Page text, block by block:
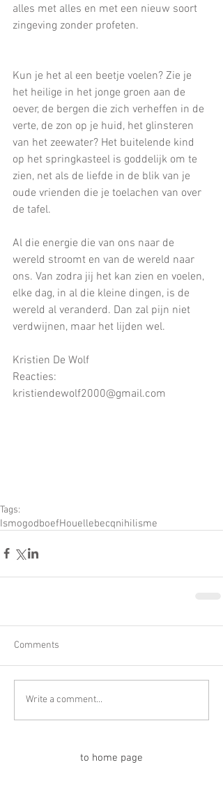
alles met alles en met een nieuw soort
zingeving zonder profeten.
Kun je het al een beetje voelen? Zie je
het heilige in het jonge groen aan de
oever, de bergen die zich verheffen in de
verte, de zon op je huid, het glinsteren
van het zeewater? Het buitelende kind
op het springkasteel is goddelijk om te
zien, net als de liefde in de blik van je
oude vrienden die je toelachen van over
de tafel.
Al die energie die van ons naar de
wereld stroomt en van de wereld naar
ons. Van zodra jij het kan zien en voelen,
elke dag, in al die kleine dingen, is de
wereld al veranderd. Dan zal pijn niet
verdwijnen, maar het lijden wel.
Kristien De Wolf
Reacties:
kristiendewolf2000@gmail.com
Tags:
IsmogodboefHouellebecqnihilisme
Comments
Write a comment...
to home page